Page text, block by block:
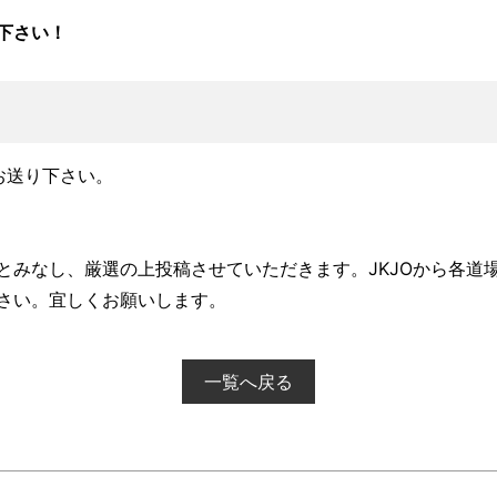
さい！
り下さい。
みなし、厳選の上投稿させていただきます。JKJOから各道
。宜しくお願いします。
一覧へ戻る